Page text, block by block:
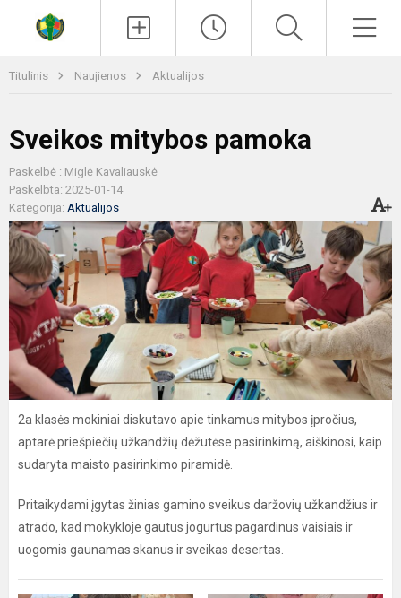
Titulinis Naujienos Aktualijos
Sveikos mitybos pamoka
Paskelbė : Miglė Kavaliauskė
Paskelbta: 2025-01-14
Kategorija: Aktualijos
2a klasės mokiniai diskutavo apie tinkamus mitybos įpročius,
aptarė priešpiečių užkandžių dėžutėse pasirinkimą, aiškinosi, kaip
sudaryta maisto pasirinkimo piramidė.
Pritaikydami įgytas žinias gamino sveikus daržovių užkandžius ir
atrado, kad mokykloje gautus jogurtus pagardinus vaisiais ir
uogomis gaunamas skanus ir sveikas desertas.